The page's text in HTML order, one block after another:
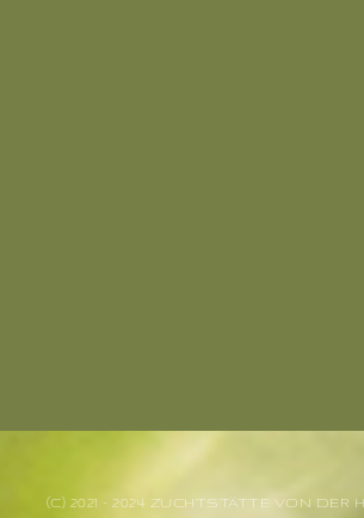
(C) 2021 - 2024 ZUCHTSTÄTTE VON DER